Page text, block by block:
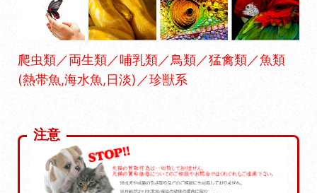
爬虫類／両生類／哺乳類／鳥類／猛禽類／魚類
(熱帯魚,海水魚,日淡)／珍獣系
注意